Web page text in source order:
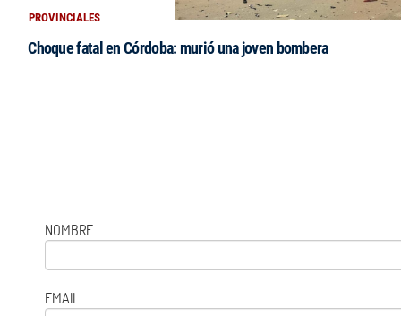
PROVINCIALES
Choque fatal en Córdoba: murió una joven bombera
NOMBRE
EMAIL